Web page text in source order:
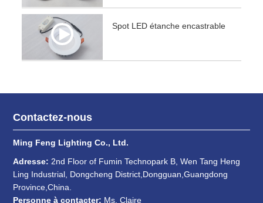
Spot LED étanche encastrable
Contactez-nous
Ming Feng Lighting Co., Ltd.
Adresse: 2nd Floor of Fumin Technopark B, Wen Tang Heng
Ling Industrial, Dongcheng District,Dongguan,Guangdong
Province,China.
Personne à contacter: Ms. Claire